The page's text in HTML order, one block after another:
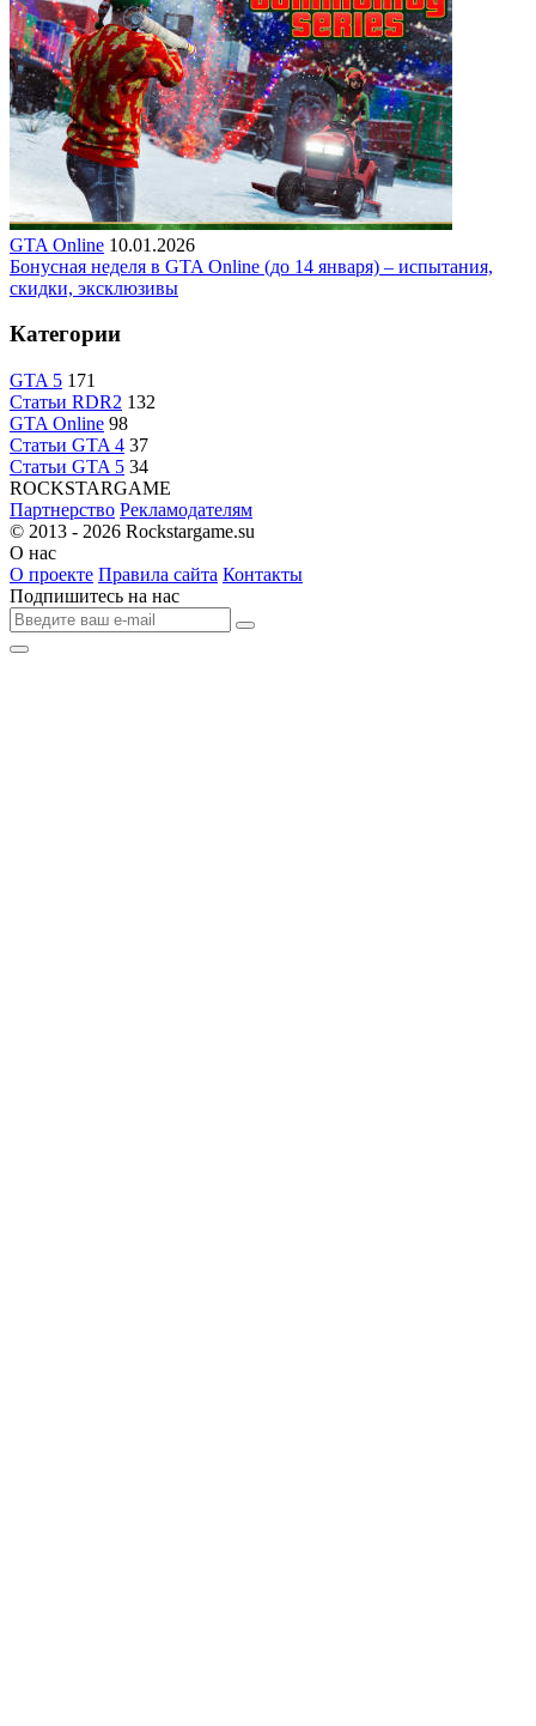
GTA Online 10.01.2026
Бонусная неделя в GTA Online (до 14 января) – испытания,
скидки, эксклюзивы
Категории
GTA 5 171
Статьи RDR2 132
GTA Online 98
Статьи GTA 4 37
Статьи GTA 5 34
ROCKSTARGAME
Партнерство Рекламодателям
© 2013 - 2026 Rockstargame.su
О нас
О проекте Правила сайта Контакты
Подпишитесь на нас